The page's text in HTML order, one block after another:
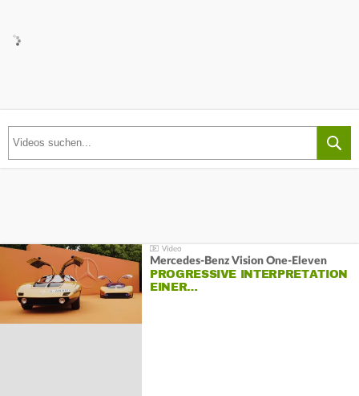
Mercedes-Benz Vision One-Eleven
PROGRESSIVE INTERPRETATION
EINER…